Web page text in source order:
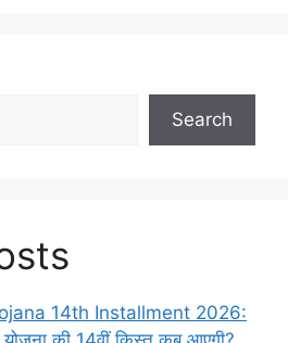
Search
14th Installment 2026: